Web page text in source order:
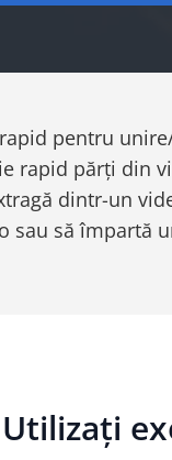
pentru
rapid părți din
dintr-un
sau să împartă
Utilizați